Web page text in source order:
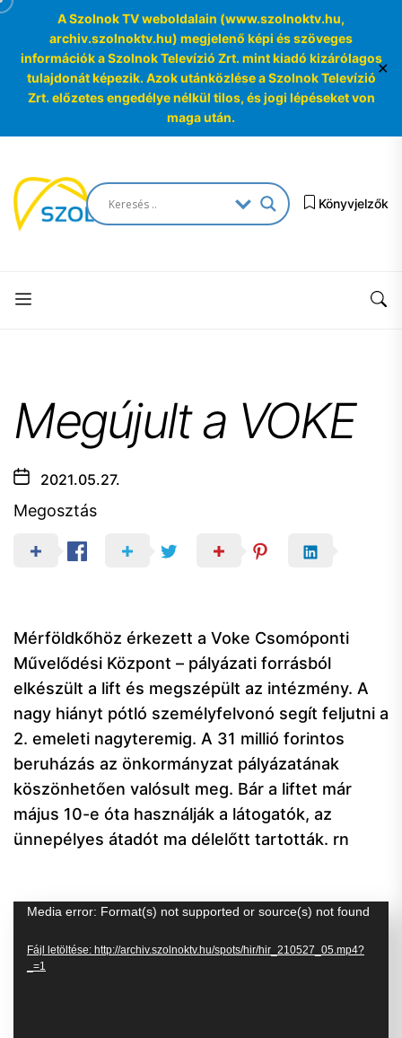
A Szolnok TV weboldalain (www.szolnoktv.hu,
archiv.szolnoktv.hu) megjelenő képi és szöveges
információk a Szolnok Televízió Zrt. mint kiadó kizárólagos
tulajdonát képezik. Azok utánközlése a Szolnok Televízió
Zrt. előzetes engedélye nélkül tilos, és jogi lépéseket von
maga után.
✕
the
content
SzolnokTV
Archívum
Archívum
Könyvjelzők
Megújult a VOKE
2021.05.27.
Megosztás
Mérföldkőhöz érkezett a Voke Csomóponti
Művelődési Központ – pályázati forrásból
elkészült a lift és megszépült az intézmény. A
nagy hiányt pótló személyfelvonó segít feljutni a
2. emeleti nagyteremig. A 31 millió forintos
beruházás az önkormányzat pályázatának
köszönhetően valósult meg. Bár a liftet már
május 10-e óta használják a látogatók, az
ünnepélyes átadót ma délelőtt tartották. rn
Videólejátszó
Media error: Format(s) not supported or source(s) not found
Fájl letöltése: http://archiv.szolnoktv.hu/spots/hir/hir_210527_05.mp4?
_=1